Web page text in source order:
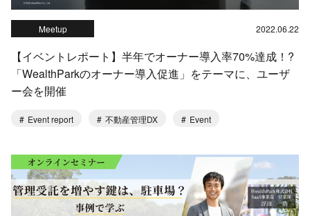
Meetup 2022.06.22
【イベントレポート】半年でオーナー導入率70%達成！?
「WealthParkのオーナー導入促進」をテーマに、ユーザ
ー会を開催
Event report 不動産管理DX Event